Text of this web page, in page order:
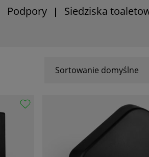
Podpory| Siedziska
Sortowanie domyślne
Nazwa Z-A
Od popularnych
Od najnowszych